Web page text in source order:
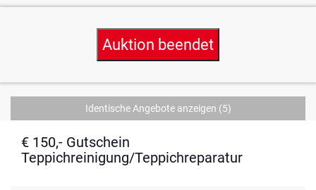
Auktion beendet
Identische Angebote anzeigen (5)
€ 150,- Gutschein
Teppichreinigung/Teppichreparatur